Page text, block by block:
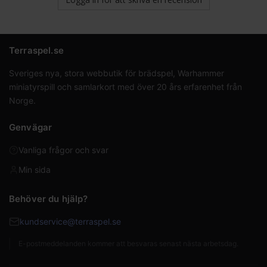
Terraspel.se
Sveriges nya, stora webbutik för brädspel, Warhammer
miniatyrspill och samlarkort med över 20 års erfarenhet från
Norge.
Genvägar
Vanliga frågor och svar
Min sida
Behöver du hjälp?
kundservice@terraspel.se